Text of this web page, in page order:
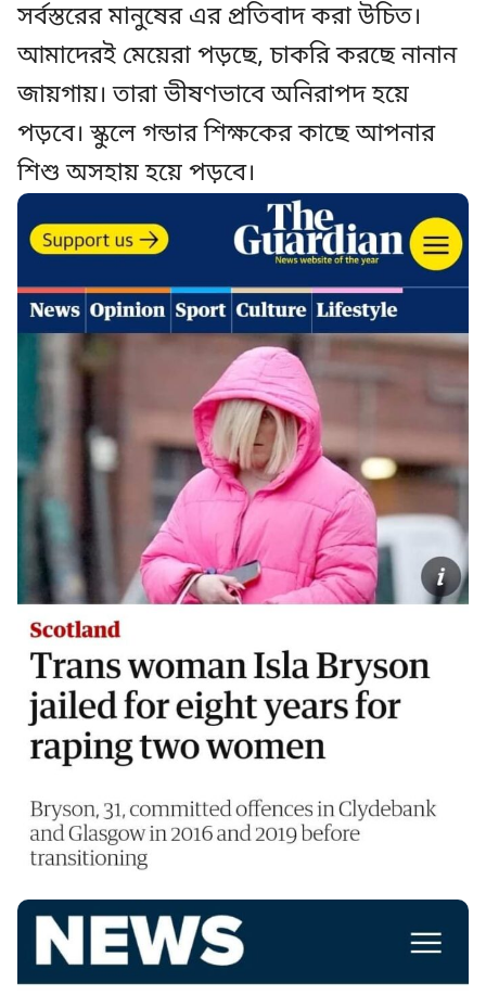
সর্বস্তরের মানুষের এর প্রতিবাদ করা উচিত।
আমাদেরই মেয়েরা পড়ছে, চাকরি করছে নানান
জায়গায়। তারা ভীষণভাবে অনিরাপদ হয়ে
পড়বে। স্কুলে গন্ডার শিক্ষকের কাছে আপনার
শিশু অসহায় হয়ে পড়বে।